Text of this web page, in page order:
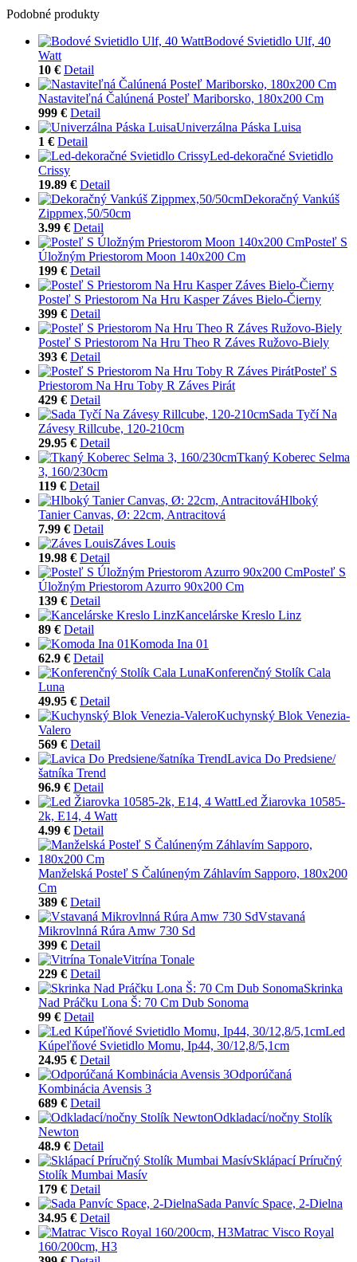
Podobné produkty
Bodové Svietidlo Ulf, 40
Watt
10 € Detail
Nastaviteľná Čalúnená Posteľ Mariborsko, 180x200 Cm
999 € Detail
Univerzálna Páska Luisa
1 € Detail
Led-dekoračné Svietidlo
Crissy
19.89 € Detail
Dekoračný Vankúš
Zippmex,50/50cm
3.99 € Detail
Posteľ S
Úložným Priestorom Moon 140x200 Cm
199 € Detail
Posteľ S Priestorom Na Hru Kasper Záves Bielo-Čierny
399 € Detail
Posteľ S Priestorom Na Hru Theo R Záves Ružovo-Biely
393 € Detail
Posteľ S
Priestorom Na Hru Toby R Záves Pirát
429 € Detail
Sada Tyčí Na
Závesy Rillcube, 120-210cm
29.95 € Detail
Tkaný Koberec Selma
3, 160/230cm
119 € Detail
Hlboký
Tanier Canvas, Ø: 22cm, Antracitová
7.99 € Detail
Záves Louis
19.98 € Detail
Posteľ S
Úložným Priestorom Azurro 90x200 Cm
139 € Detail
Kancelárske Kreslo Linz
89 € Detail
Komoda Ina 01
62.9 € Detail
Konferenčný Stolík Cala
Luna
49.95 € Detail
Kuchynský Blok Venezia-
Valero
569 € Detail
Lavica Do Predsiene/
šatníka Trend
96.9 € Detail
Led Žiarovka 10585-
2k, E14, 4 Watt
4.99 € Detail
Manželská Posteľ S Čalúneným Záhlavím Sapporo, 180x200
Cm
389 € Detail
Vstavaná
Mikrovlnná Rúra Amw 730 Sd
399 € Detail
Vitrína Tonale
229 € Detail
Skrinka
Nad Práčku Lona Š: 70 Cm Dub Sonoma
99 € Detail
Led
Kúpeľňové Svietidlo Momu, Ip44, 30/12,8/5,1cm
24.95 € Detail
Odporúčaná
Kombinácia Avensis 3
689 € Detail
Odkladací/nočny Stolík
Newton
48.9 € Detail
Sklápací Príručný
Stolík Mumbai Masív
179 € Detail
Sada Panvíc Space, 2-Dielna
34.95 € Detail
Matrac Visco Royal
160/200cm, H3